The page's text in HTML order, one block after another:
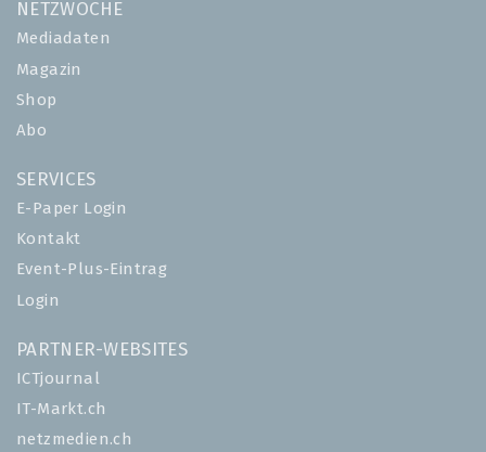
NETZWOCHE
Mediadaten
Magazin
Shop
Abo
SERVICES
E-Paper Login
Kontakt
Event-Plus-Eintrag
Login
PARTNER-WEBSITES
ICTjournal
IT-Markt.ch
netzmedien.ch